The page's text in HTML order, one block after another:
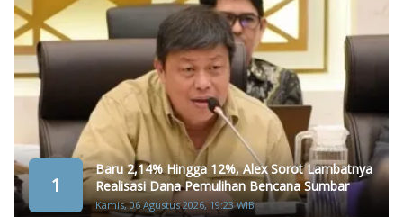
1
Baru 2,14% Hingga 12%, Alex Sorot Lambatnya
Realisasi Dana Pemulihan Bencana Sumbar
Kamis, 06 Agustus 2026, 19:23 WIB